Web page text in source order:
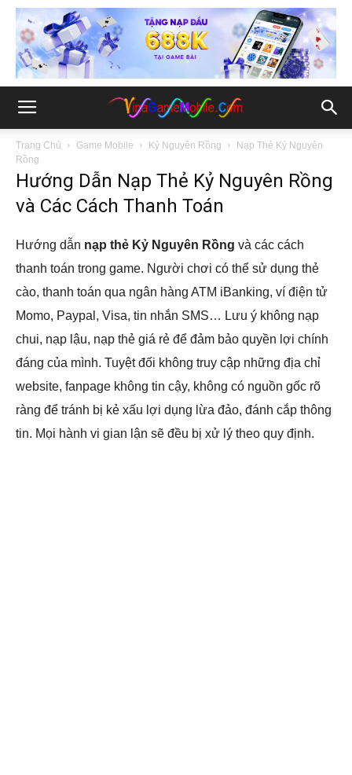
Trang Chủ Game Mobile Kỷ Nguyên Rồng
Nạp Thẻ Kỷ Nguyên
Rồng
Hướng Dẫn Nạp Thẻ Kỷ Nguyên Rồng
và Các Cách Thanh Toán
Hướng dẫn nạp thẻ Kỷ Nguyên Rồng và các cách
thanh toán trong game. Người chơi có thể sử dụng thẻ
cào, thanh toán qua ngân hàng ATM iBanking, ví điện tử
Momo, Paypal, Visa, tin nhắn SMS… Lưu ý không nạp
chui, nạp lậu, nạp thẻ giá rẻ để đảm bảo quyền lợi chính
đáng của mình. Tuyệt đối không truy cập những địa chỉ
website, fanpage không tin cậy, không có nguồn gốc rõ
ràng để tránh bị kẻ xấu lợi dụng lừa đảo, đánh cắp thông
tin. Mọi hành vi gian lận sẽ đều bị xử lý theo quy định.